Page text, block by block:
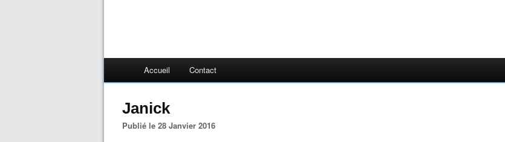
Accueil Contact
Janick
Publié le 28 Janvier 2016